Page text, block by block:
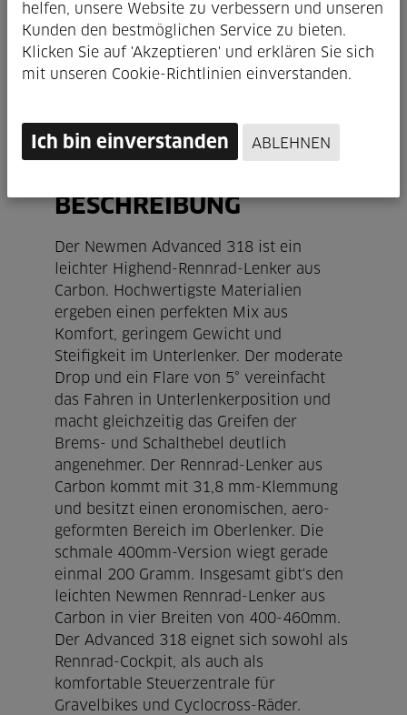
helfen, unsere Website zu verbessern und unseren
Kunden den bestmöglichen Service zu bieten.
Klicken Sie auf 'Akzeptieren' und erklären Sie sich
mit unseren Cookie-Richtlinien einverstanden.
Ich bin einverstanden ABLEHNEN
TECHNISCHE
BESCHREIBUNG
Der Newmen Advanced 318 ist ein
leichter Highend-Rennrad-Lenker aus
Carbon. Hochwertigste Materialien
ergeben einen perfekten Mix aus
Komfort, geringem Gewicht und
Steifigkeit im Unterlenker. Der moderate
Drop und ein Flare von 5° vereinfacht
das Fahren in Unterlenkerposition und
macht gleichzeitig das Greifen der
Brems- und Schalthebel deutlich
angenehmer. Der Rennrad-Lenker aus
Carbon kommt mit 31,8 mm-Klemmung
und besitzt einen eronomischen, aero-
geformten Bereich im Oberlenker. Die
schmale 400mm-Version wiegt gerade
einmal 200 Gramm. Insgesamt gibt's den
leichten Newmen Rennrad-Lenker aus
Carbon in vier Breiten von 400-460mm.
Der Advanced 318 eignet sich sowohl als
Rennrad-Cockpit, als auch als
komfortable Steuerzentrale für
Gravelbikes und Cyclocross-Räder.